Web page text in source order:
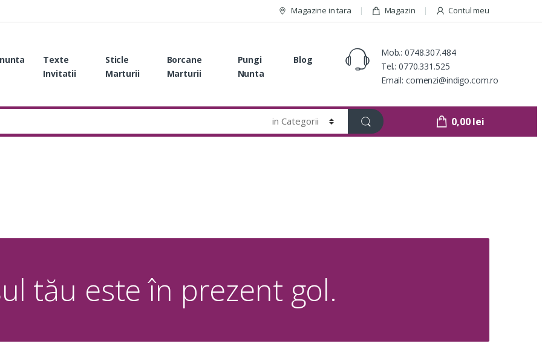
Magazine in tara Magazin Contul meu
Texte
Invitatii
Sticle
Marturii
Borcane
Marturii
Pungi
Nunta
Blog
Mob.:0748.307.484
Tel.:0770.331.525
Email: comenzi@indigo.com.ro
0,00lei
tău este în prezent gol.